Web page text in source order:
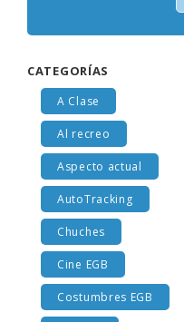
A Clase
Al recreo
Aspecto actual
AutoTracking
Chuches
Cine EGB
Costumbres EGB